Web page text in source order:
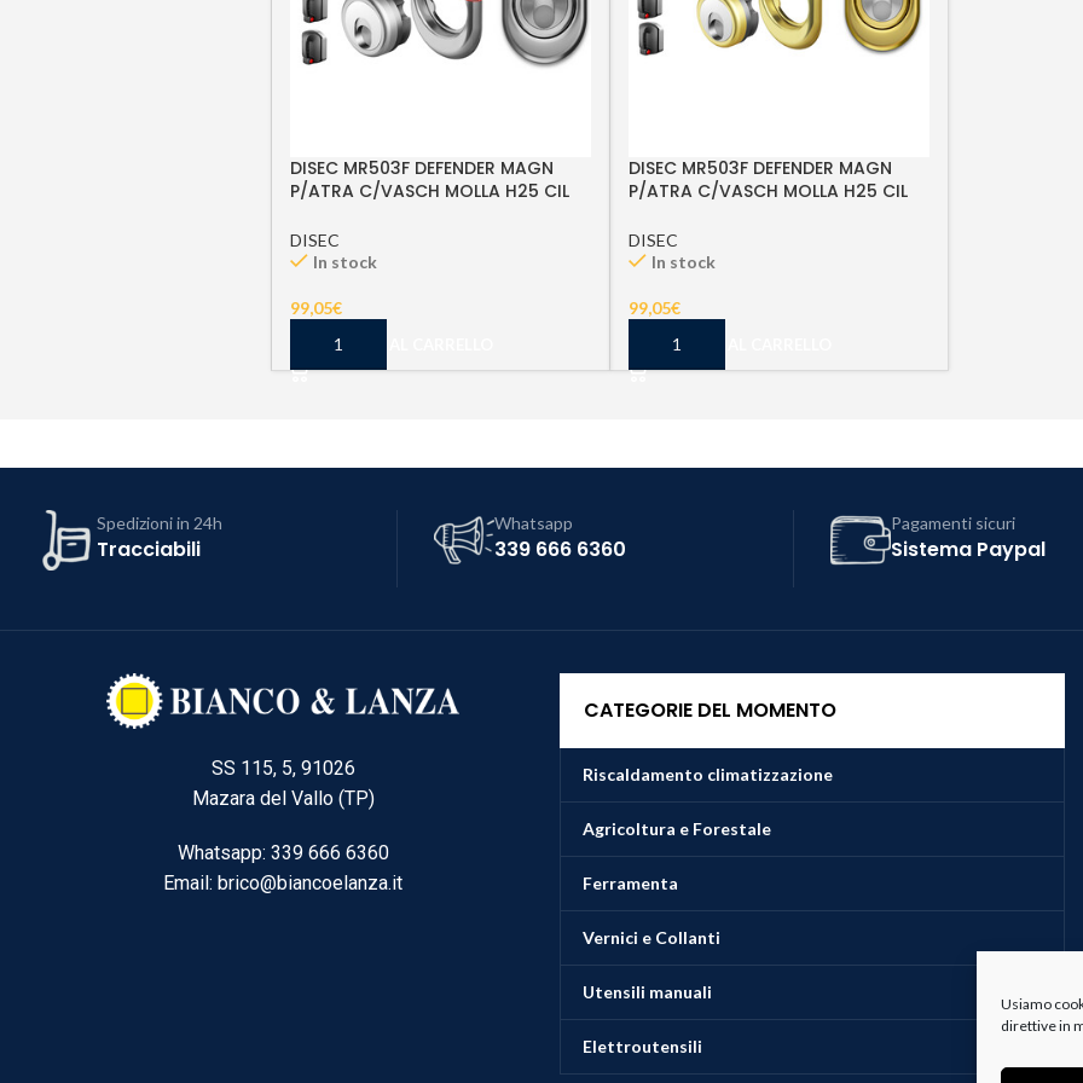
Usiamo
direttive in
DISEC MR503F DEFENDER MAGN
P/ATRA C/VASCH MOLLA H25 CIL
DISEC
In stock
99,05€
AGGIUNGI AL CARRELLO
DISEC MR503F DEFENDER MAGN
P/ATRA C/VASCH MOLLA H25 CIL
DISEC
In stock
99,05€
AGGIUNGI AL CARRELLO
Spedizioni in 24h
Tracciabili
Whatsapp
339 666 6360
Pagamenti sicuri
Sistema Paypal
SS 115, 5, 91026
Mazara del Vallo (TP)
Whatsapp: 339 666 6360
Email: brico@biancoelanza.it
CATEGORIE DEL MOMENTO
Riscaldamento climatizzazione
Agricoltura e Forestale
Ferramenta
Vernici e Collanti
Utensili manuali
Elettroutensili